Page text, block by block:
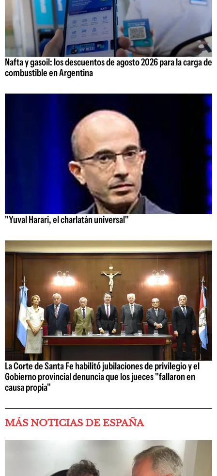
Nafta y gasoil: los descuentos de agosto 2026 para la carga de
combustible en Argentina
"Yuval Harari, el charlatán universal"
La Corte de Santa Fe habilitó jubilaciones de privilegio y el
Gobierno provincial denuncia que los jueces "fallaron en
causa propia"
MÁS NOTICIAS DE ESPAÑA